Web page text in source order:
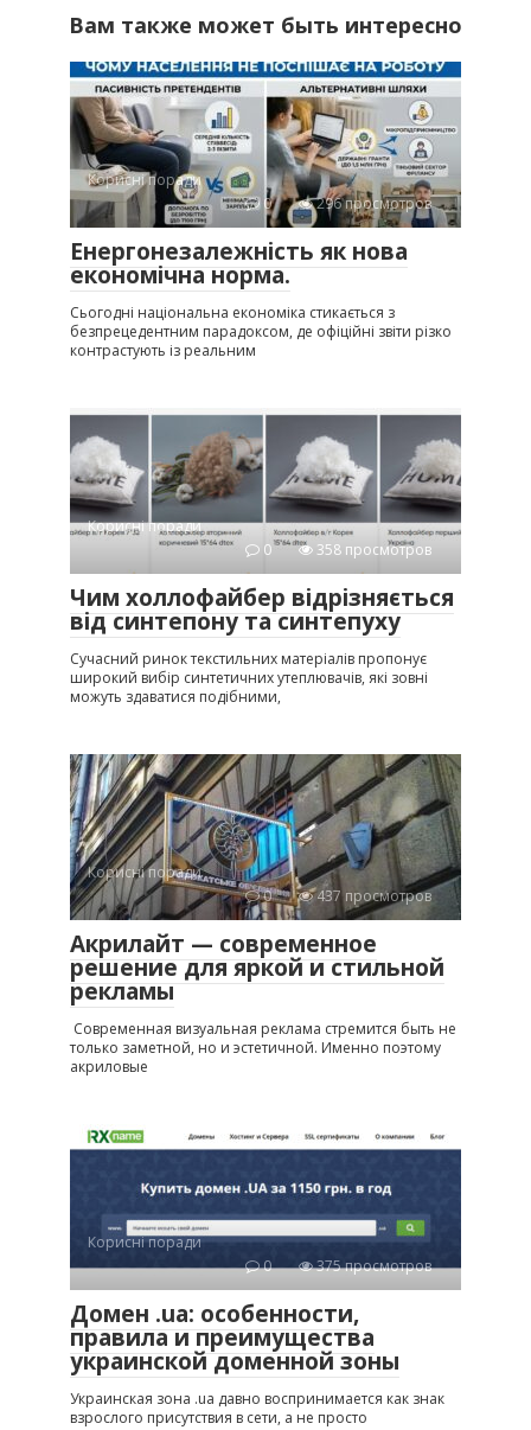
Вам также может быть интересно
Корисні поради
0
296 просмотров
Енергонезалежність як нова
економічна норма.
Сьогодні національна економіка стикається з
безпрецедентним парадоксом, де офіційні звіти різко
контрастують із реальним
Корисні поради
0
358 просмотров
Чим холлофайбер відрізняється
від синтепону та синтепуху
Сучасний ринок текстильних матеріалів пропонує
широкий вибір синтетичних утеплювачів, які зовні
можуть здаватися подібними,
Корисні поради
0
437 просмотров
Акрилайт — современное
решение для яркой и стильной
рекламы
Современная визуальная реклама стремится быть не
только заметной, но и эстетичной. Именно поэтому
акриловые
Корисні поради
0
375 просмотров
Домен .ua: особенности,
правила и преимущества
украинской доменной зоны
Украинская зона .ua давно воспринимается как знак
взрослого присутствия в сети, а не просто